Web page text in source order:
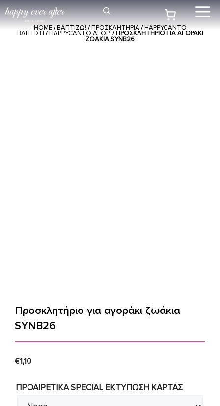
Μετάβαση
σε
περιεχόμενο
HOME/ΒΑΠΤΙΖΩ!/ΠΡΟΣΚΛΗΤΗΡΙΑ/HAPPYCANTO
ΒΑΠΤΙΣΗ /HAPPYCANTO ΑΓΟΡΙ / ΠΡΟΣΚΛΗΤΉΡΙΟ ΓΙΑ ΑΓΟΡΆΚΙ
ΖΩΆΚΙΑ SYNΒ26
Προσκλητήριο για αγοράκι ζωάκια
SYNΒ26
€1,10
ΠΡΟΑΙΡΕΤΙΚΑ SPECIAL ΕΚΤΥΠΩΣΗ KAΡΤΑΣ